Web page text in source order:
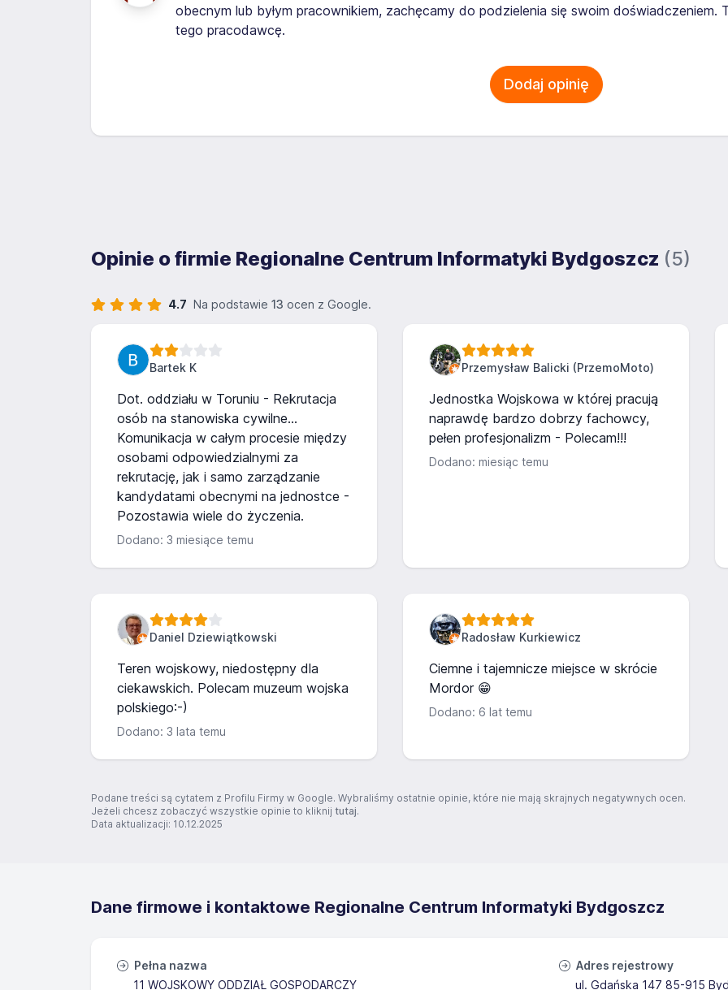
obecnym lub byłym pracownikiem, zachęcamy do podzielenia się swoim doświadczeniem.
tego pracodawcę.
Dodaj opinię
Opinie o firmie Regionalne Centrum Informatyki Bydgoszcz (5)
4.7 Na podstawie 13 ocen z Google.
Bartek K
Dot. oddziału w Toruniu - Rekrutacja
osób na stanowiska cywilne...
Komunikacja w całym procesie między
osobami odpowiedzialnymi za
rekrutację, jak i samo zarządzanie
kandydatami obecnymi na jednostce -
Pozostawia wiele do życzenia.
Dodano: 3 miesiące temu
Przemysław Balicki (PrzemoMoto)
Jednostka Wojskowa w której pracują
naprawdę bardzo dobrzy fachowcy,
pełen profesjonalizm - Polecam!!!
Dodano: miesiąc temu
Daniel Dziewiątkowski
Teren wojskowy, niedostępny dla
ciekawskich. Polecam muzeum wojska
polskiego:-)
Dodano: 3 lata temu
Radosław Kurkiewicz
Ciemne i tajemnicze miejsce w skrócie
Mordor 😁
Dodano: 6 lat temu
Podane treści są cytatem z Profilu Firmy w Google. Wybraliśmy ostatnie opinie, które nie mają skrajnych negatywnych ocen.
Jeżeli chcesz zobaczyć wszystkie opinie to kliknij tutaj.
Data aktualizacji: 10.12.2025
Dane firmowe i kontaktowe Regionalne Centrum Informatyki Bydgoszcz
Pełna nazwa
11 WOJSKOWY ODDZIAŁ GOSPODARCZY
Adres rejestrowy
ul. Gdańska 147 85-915